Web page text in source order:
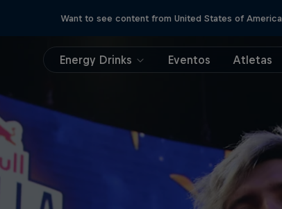
Want to see content from United States of America
Energy Drinks Eventos Atletas